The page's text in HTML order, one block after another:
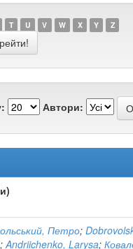
T U V W X Y Z
Автори:
Петро;
;Andriichenko, Larysa;